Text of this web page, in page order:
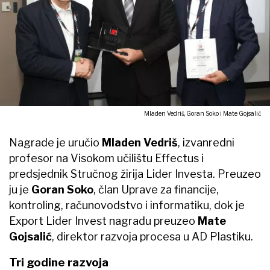
Mladen Vedriš, Goran Soko i Mate Gojsalić
Nagrade je uručio Mladen Vedriš, izvanredni
profesor na Visokom učilištu Effectus i
predsjednik Stručnog žirija Lider Investa. Preuzeo
ju je Goran Soko, član Uprave za financije,
kontroling, računovodstvo i informatiku, dok je
Export Lider Invest nagradu preuzeo Mate
Gojsalić, direktor razvoja procesa u AD Plastiku.
Tri godine razvoja